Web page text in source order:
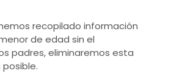
recopilado información
de edad sin el
padres, eliminaremos esta